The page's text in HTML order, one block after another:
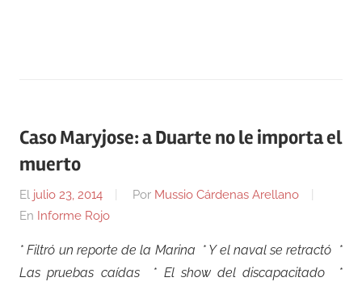
Caso Maryjose: a Duarte no le importa el
muerto
El julio 23, 2014 Por Mussio Cárdenas Arellano
En Informe Rojo
* Filtró un reporte de la Marina * Y el naval se retractó *
Las pruebas caídas * El show del discapacitado *